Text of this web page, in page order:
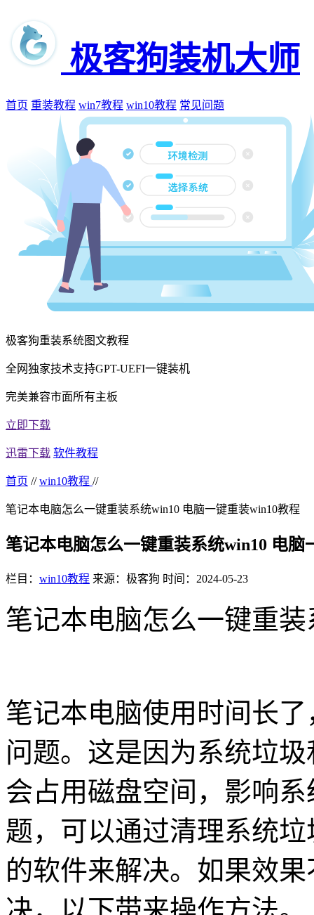
极客狗装机大师
首页 重装教程 win7教程 win10教程 常见问题
极客狗重装系统图文教程
全网独家技术支持GPT-UEFI一键装机
完美兼容市面所有主板
立即下载
迅雷下载 软件教程
首页 // win10教程 //
笔记本电脑怎么一键重装系统win10 电脑一键重装win10教程
笔记本电脑怎么一键重装系统win10 电脑
栏目： win10教程 来源：极客狗 时间：2024-05-23
笔记本电脑怎么一键重装
笔记本电脑使用时间长
问题。这是因为系统垃
会占用磁盘空间，影响
题，可以通过清理系统
的软件来解决。如果效